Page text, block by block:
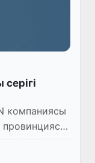
компаниясы
старт